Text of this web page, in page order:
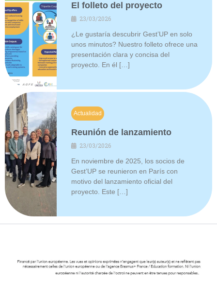
El folleto del proyecto
23/03/2026
¿Le gustaría descubrir Gest’UP en solo
unos minutos? Nuestro folleto ofrece una
presentación clara y concisa del
proyecto. En él […]
Actualidad
Reunión de lanzamiento
23/03/2026
En noviembre de 2025, los socios de
Gest’UP se reunieron en París con
motivo del lanzamiento oficial del
proyecto. Este […]